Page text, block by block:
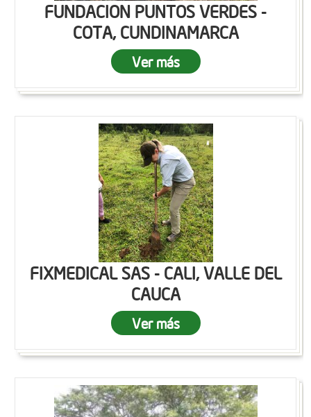
FUNDACION PUNTOS VERDES -
COTA, CUNDINAMARCA
Ver más
FIXMEDICAL SAS - CALI, VALLE DEL
CAUCA
Ver más